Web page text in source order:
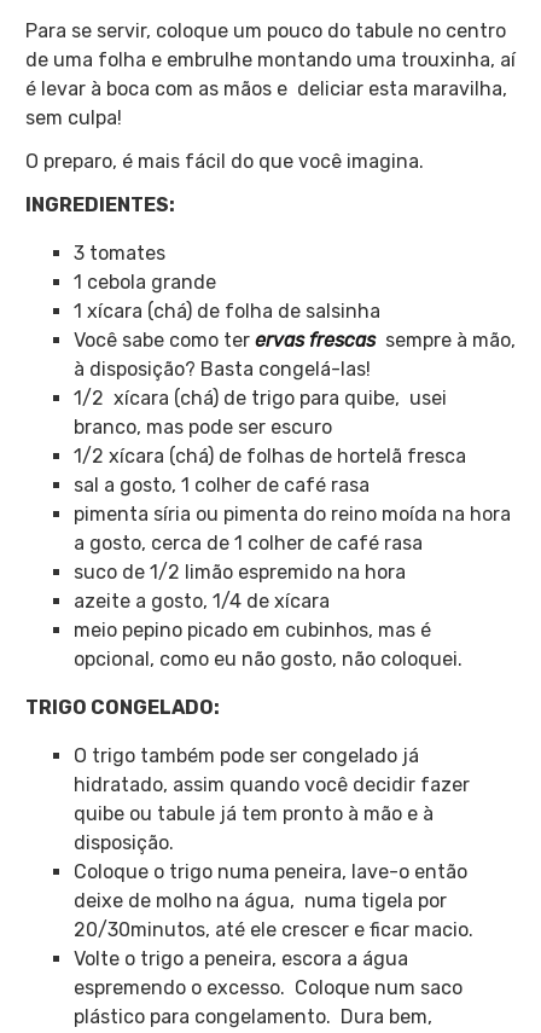
Para se servir, coloque um pouco do tabule no centro
de uma folha e embrulhe montando uma trouxinha, aí
é levar à boca com as mãos e deliciar esta maravilha,
sem culpa!
O preparo, é mais fácil do que você imagina.
INGREDIENTES:
3 tomates
1 cebola grande
1 xícara (chá) de folha de salsinha
Você sabe como ter ervas frescas sempre à mão,
à disposição? Basta congelá-las!
1/2 xícara (chá) de trigo para quibe, usei
branco, mas pode ser escuro
1/2 xícara (chá) de folhas de hortelã fresca
sal a gosto, 1 colher de café rasa
pimenta síria ou pimenta do reino moída na hora
a gosto, cerca de 1 colher de café rasa
suco de 1/2 limão espremido na hora
azeite a gosto, 1/4 de xícara
meio pepino picado em cubinhos, mas é
opcional, como eu não gosto, não coloquei.
TRIGO CONGELADO:
O trigo também pode ser congelado já
hidratado, assim quando você decidir fazer
quibe ou tabule já tem pronto à mão e à
disposição.
Coloque o trigo numa peneira, lave-o então
deixe de molho na água, numa tigela por
20/30minutos, até ele crescer e ficar macio.
Volte o trigo a peneira, escora a água
espremendo o excesso. Coloque num saco
plástico para congelamento. Dura bem,